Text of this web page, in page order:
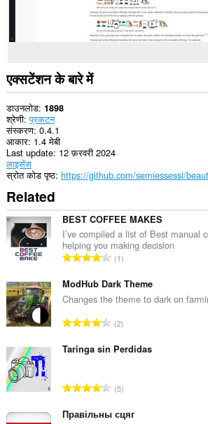
एक्सटेंशन के बारे में
डाउनलोड 1898
श्रेणी प्रकटन
संस्करण 0.4.1
आकार 1.4 मेबी
Last update 12 फ़रवरी 2024
लाइसेंस
स्रोत कोड पृष्ठ https://github.com/semiessessi/
Related
BEST COFFEE MAKES
I’ve compiled a list of Best manual
helping you making decision
रे
ग
की
ल
ख्या
1
ModHub Dark Theme
Changes the theme to dark on
रे
ग
ल
ख्या
2
Taringa sin Perdidas
रे
ग
5
Правільны сцяг